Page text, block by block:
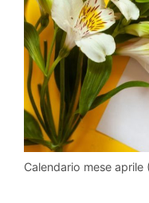
Calendario mese aprile